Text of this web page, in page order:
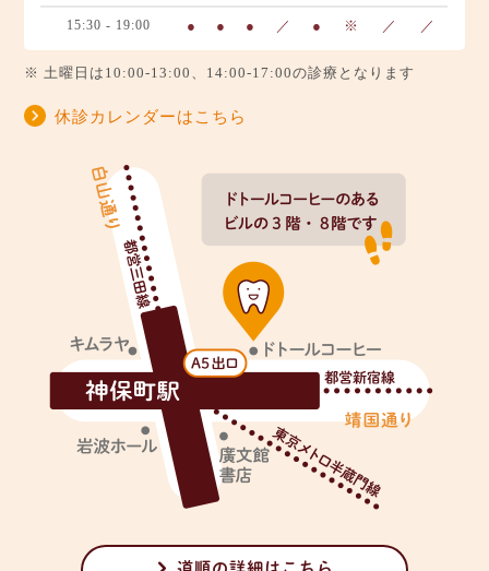
15:30 - 19:00 ● ● ● ／ ● ※ ／ ／
※ 土曜日は10:00-13:00、14:00-17:00の診療となります
休診カレンダーはこちら